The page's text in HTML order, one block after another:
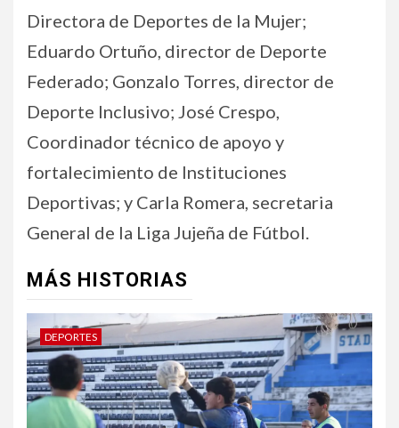
Directora de Deportes de la Mujer;
Eduardo Ortuño, director de Deporte
Federado; Gonzalo Torres, director de
Deporte Inclusivo; José Crespo,
Coordinador técnico de apoyo y
fortalecimiento de Instituciones
Deportivas; y Carla Romera, secretaria
General de la Liga Jujeña de Fútbol.
MÁS HISTORIAS
DEPORTES